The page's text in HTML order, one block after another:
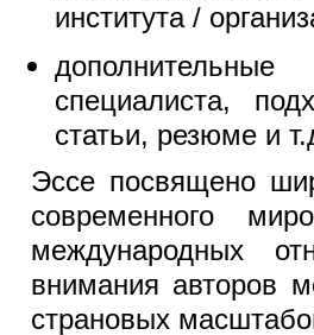
института /
специалиста,
статьи, резюме и
Эссе посвящено
современного
международных
внимания авторов
страновых